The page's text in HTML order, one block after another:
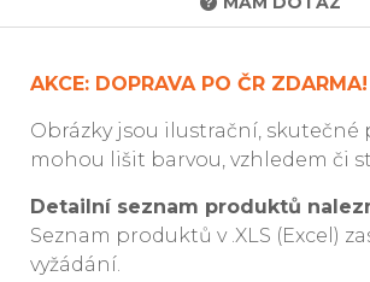
AKCE: DOPRAVA PO ČR ZDARMA!
Obrázky jsou ilustrační, skutečné
mohou lišit barvou, vzhledem či
Detailní seznam produktů
Seznam produktů v .XLS (Excel)
vyžádání.